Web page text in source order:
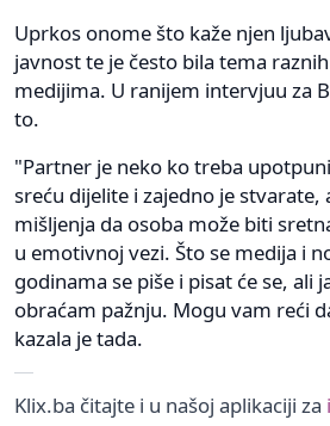
Uprkos onome što kaže njen
javnost te je često bila tema
medijima. U ranijem intervjuu za
to.
"Partner je neko ko treba
sreću dijelite i zajedno je stvarate,
mišljenja da osoba može biti
u emotivnoj vezi. Što se medija i
godinama se piše i pisat će se, ali
obraćam pažnju. Mogu vam reći
kazala je tada.
Klix.ba čitajte i u našoj aplikaciji za